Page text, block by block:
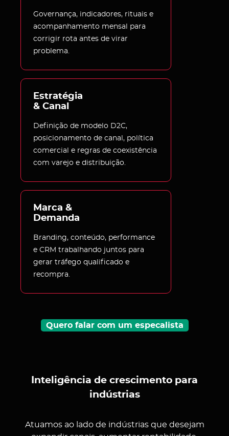
Governança, indicadores, rituais e
acompanhamento mensal para
corrigir rota antes de virar
problema.
Estratégia
& Canal
Definição de modelo D2C,
posicionamento de canal, política
comercial e regras de coexistência
com varejo e distribuição.
Marca &
Demanda
Branding, conteúdo, performance
e CRM trabalhando juntos para
gerar tráfego qualificado e
recompra.
Quero falar com um especalista
Inteligência de crescimento para
indústrias
Atuamos ao lado de indústrias que desejam